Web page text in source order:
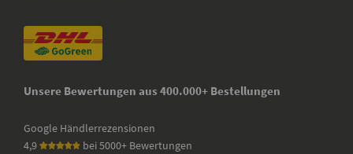
Unsere Bewertungen aus 400.000+ Bestellungen
Google Händlerrezensionen
4,9
bei 5000+ Bewertungen